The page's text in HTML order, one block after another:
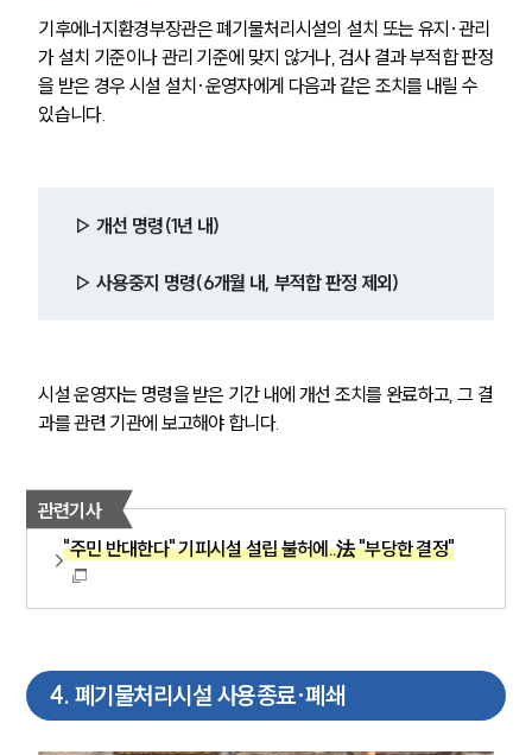
기후에너지환경부장관은 폐기물처리시설의 설치 또는 유지·관리
가 설치 기준이나 관리 기준에 맞지 않거나, 검사 결과 부적합 판정
을 받은 경우 시설 설치·운영자에게 다음과 같은 조치를 내릴 수
있습니다.
▷ 개선 명령(1년 내)
▷ 사용중지 명령(6개월 내, 부적합 판정 제외)
시설 운영자는 명령을 받은 기간 내에 개선 조치를 완료하고, 그 결
과를 관련 기관에 보고해야 합니다.
관련기사
"주민 반대한다" 기피시설 설립 불허에..法 "부당한 결정"
4. 폐기물처리시설 사용종료·폐쇄